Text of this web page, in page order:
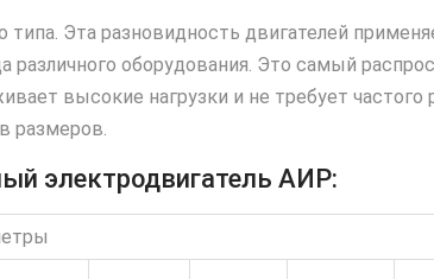
типа. Эта разновидность двигателей
оборудования. Это самый
высокие нагрузки и не требует частого
размеров.
электродвигатель АИР: